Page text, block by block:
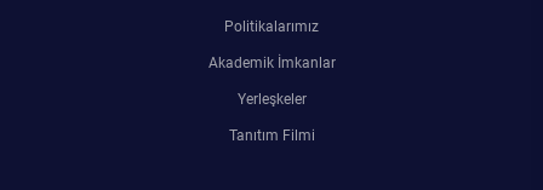
Politikalarımız
Akademik İmkanlar
Yerleşkeler
Tanıtım Filmi